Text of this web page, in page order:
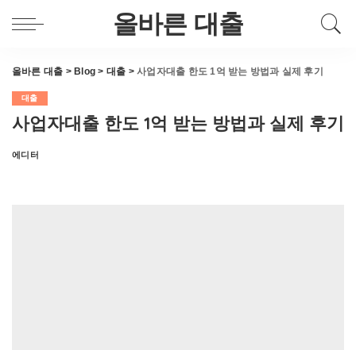
올바른 대출
올바른 대출 > Blog > 대출 >사업자대출 한도 1억 받는 방법과 실제 후기
대출
사업자대출 한도 1억 받는 방법과 실제 후기
Posted
에디터